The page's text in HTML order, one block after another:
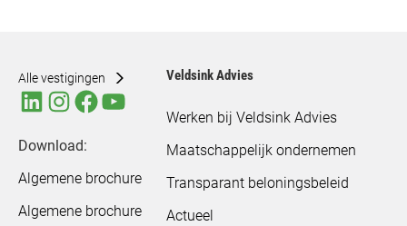
Alle vestigingen
Download:
Algemene brochure
Algemene brochure
Veldsink Advies
Werken bij Veldsink Advies
Maatschappelijk ondernemen
Transparant beloningsbeleid
Actueel